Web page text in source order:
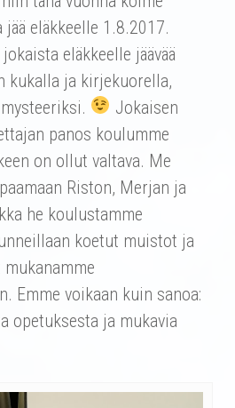
eläkkeelle 1.8.2017.
eläkkeelle jäävää
kukalla ja kirjekuorella,
Jokaisen
panos koulumme
on ollut valtava. Me
Riston, Merjan ja
he koulustamme
koetut muistot ja
Emme voikaan kuin sanoa:
opetuksesta ja mukavia